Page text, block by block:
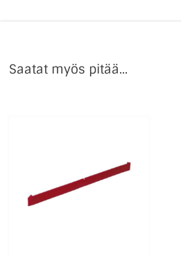
Saatat myös pitää...